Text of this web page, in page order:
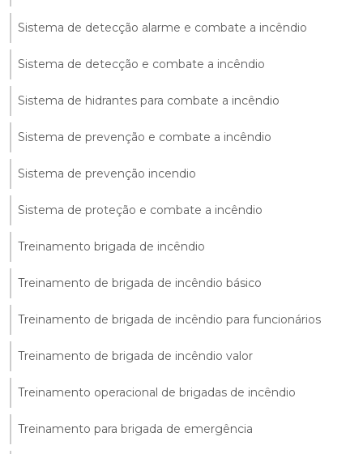
Sistema de detecção alarme e combate a incêndio
Sistema de detecção e combate a incêndio
Sistema de hidrantes para combate a incêndio
Sistema de prevenção e combate a incêndio
Sistema de prevenção incendio
Sistema de proteção e combate a incêndio
Treinamento brigada de incêndio
Treinamento de brigada de incêndio básico
Treinamento de brigada de incêndio para funcionários
Treinamento de brigada de incêndio valor
Treinamento operacional de brigadas de incêndio
Treinamento para brigada de emergência